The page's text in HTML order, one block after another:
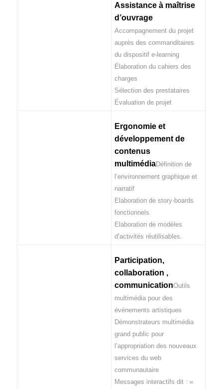
Assistance à maîtrise
d’ouvrage
Accompagnement du projet
auprès des commanditaires
du dispositif e-learning
Élaboration du cahiers des
charges
Sélection des prestataires
Évaluation de projet
Ergonomie et
développement de
contenus
multimédiaDéfinition de
l’environnement graphique et
narratif
Elaboration de story-boards
fonctionnels
Elaboration de modèles
d’activités réutilisables.
Participation,
collaboration ,
communicationOutils
multimédia pour des
événements artistiques
Démonstrateurs multimédia
grand public pour
l’appropriation des nouveaux
services du web
communautaire
Messages interactifs dit : «